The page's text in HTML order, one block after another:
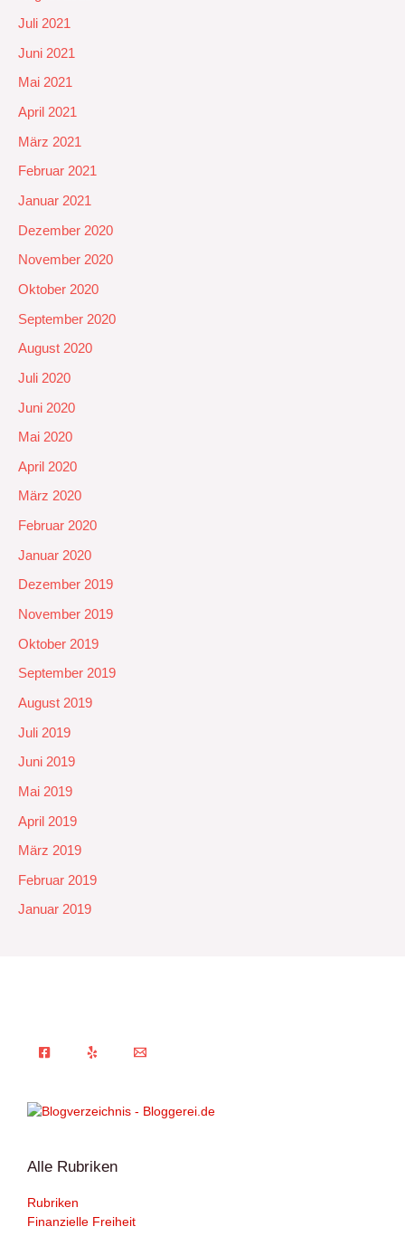
Juli 2021
Juni 2021
Mai 2021
April 2021
März 2021
Februar 2021
Januar 2021
Dezember 2020
November 2020
Oktober 2020
September 2020
August 2020
Juli 2020
Juni 2020
Mai 2020
April 2020
März 2020
Februar 2020
Januar 2020
Dezember 2019
November 2019
Oktober 2019
September 2019
August 2019
Juli 2019
Juni 2019
Mai 2019
April 2019
März 2019
Februar 2019
Januar 2019
Alle Rubriken
Rubriken
Finanzielle Freiheit